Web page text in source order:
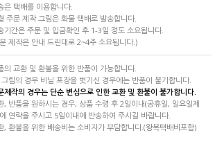
은 택배를 이용합니다.
주문 제작 그림은 화물 택배로 발송합니다.
기간은 주문 및 입금확인 후 1-3일 정도 소요됩니다.
제작은 안내 드린대로 2~4주 소요됩니다.)
의 교환 및 환불을 위한 반품이 가능합니다.
그림의 경우 비닐 포장을 벗기신 경우에는 반품이 불가합니다.
제작의 경우는 단순 변심으로 인한 교환 및 환불이 불가합니다.
, 반품을 원하시는 경우, 상품 수령 후 2일이내(공휴일, 일요일제
연락을 주시고 5일이내에 반송하여 주시길 바랍니다.
, 환불을 위한 배송비는 소비자가 부담합니다.(왕복택배비포함)